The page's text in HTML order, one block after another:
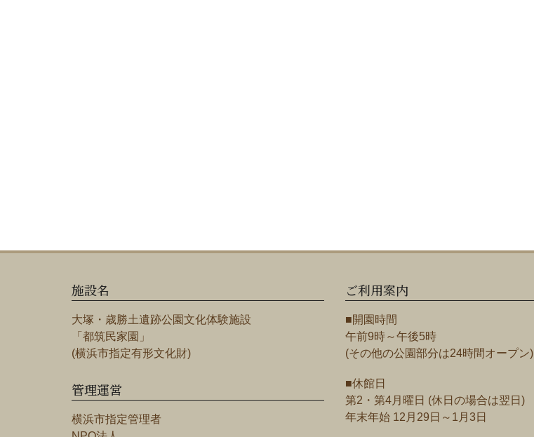
施設名
大塚・歳勝土遺跡公園文化体験施設
「都筑民家園」
(横浜市指定有形文化財)
管理運営
横浜市指定管理者
ご利用案内
■開園時間
午前9時～午後5時
(その他の公園部分は24時間オープン)
■休館日
第2・第4月曜日 (休日の場合は翌日)
年末年始 12月29日～1月3日